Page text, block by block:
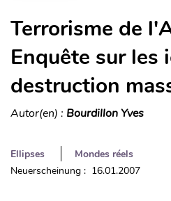
Terrorisme de
Enquête sur les
destruction
Autor(en) : Bourdillon Yves
Ellipses
Mondes réels
Neuerscheinung : 16.01.2007